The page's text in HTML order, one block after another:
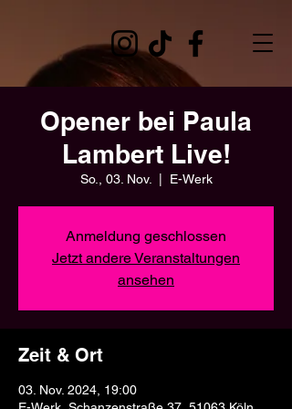
Opener bei Paula
Lambert Live!
So., 03. Nov. E-Werk
Anmeldung geschlossen
Jetzt andere Veranstaltungen
ansehen
Zeit & Ort
03. Nov. 2024, 19:00